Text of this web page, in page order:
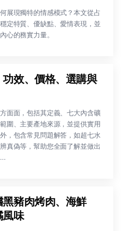
展現獨特的情感模式？本文從占
定特質、優缺點、愛情表現，並
心的務實力量。
效、價格、選購與
面面，包括其定義、七大內含礦
圍、主要產地來源，並提供實用
，包含常見問題解答，如超七水
真偽等，幫助您全面了解並做出
豬肉烤肉、海鮮
風味